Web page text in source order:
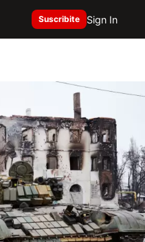
Suscribite Sign In